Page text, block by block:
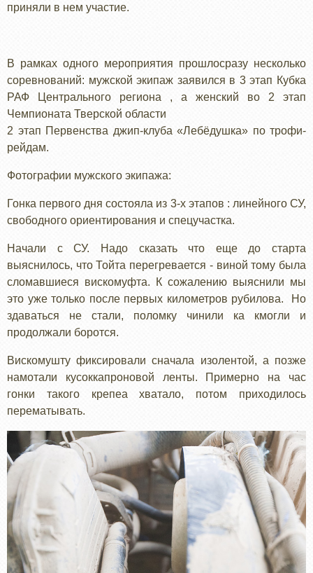
приняли в нем участие.
В рамках одного мероприятия прошлосразу несколько
соревнований: мужской экипаж заявился в 3 этап Кубка
РАФ Центрального региона , а женский во 2 этап
Чемпионата Тверской области
2 этап Первенства джип-клуба «Лебёдушка» по трофи-
рейдам.
Фотографии мужского экипажа:
Гонка первого дня состояла из 3-х этапов : линейного СУ,
свободного ориентирования и спецучастка.
Начали с СУ. Надо сказать что еще до старта
выяснилось, что Тойта перегревается - виной тому была
сломавшиеся вискомуфта. К сожалению выяснили мы
это уже только после первых километров рубилова. Но
здаваться не стали, поломку чинили ка кмогли и
продолжали боротся.
Вискомушту фиксировали сначала изолентой, а позже
намотали кусоккапроновой ленты. Примерно на час
гонки такого крепеа хватало, потом приходилось
перематывать.